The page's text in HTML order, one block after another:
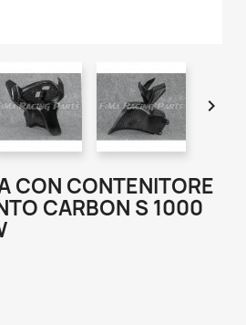

CON CONTENITORE
CARBON S 1000